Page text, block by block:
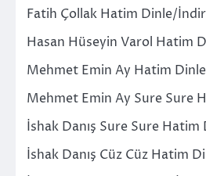
Fatih Çollak Hatim Dinle/
Hasan Hüseyin Varol Hatim
Mehmet Emin Ay Hatim
Mehmet Emin Ay Sure Sure
İshak Danış Sure Sure
İshak Danış Cüz Cüz Hatim